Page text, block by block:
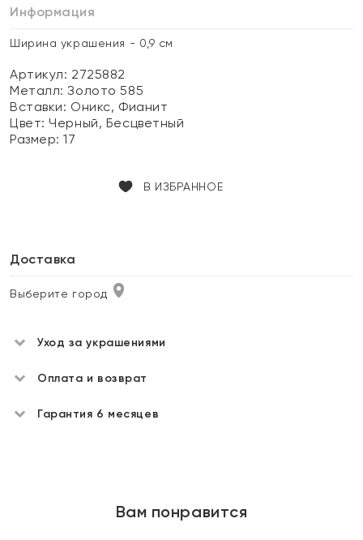
Информация
Ширина украшения - 0,9 см
Артикул: 2725882
Металл:Золото 585
Вставки: Оникс, Фианит
Цвет:Черный, Бесцветный
Размер:17
В ИЗБРАННОЕ
Доставка
Выберите город
Уход за украшениями
Оплата и возврат
Гарантия 6 месяцев
Вам понравится